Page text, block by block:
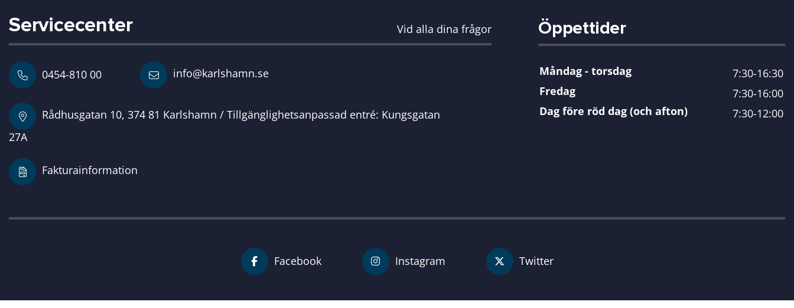
Servicecenter Vid alla dina frågor
0454-810 00 info@karlshamn.se
Rådhusgatan 10, 374 81 Karlshamn / Tillgänglighetsanpassad entré: Kungsgatan
27A
Fakturainformation
Öppettider
Måndag - torsdag
7:30-16:30
Fredag
7:30-16:00
Dag före röd dag (och afton)
7:30-12:00
Facebook Instagram Twitter